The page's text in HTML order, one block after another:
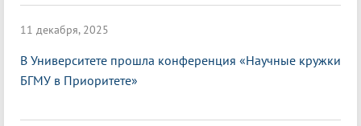
11 декабря, 2025
В Университете прошла конференция «Научные кружки
БГМУ в Приоритете»